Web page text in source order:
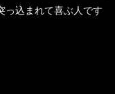
っ込まれて喜ぶ人です